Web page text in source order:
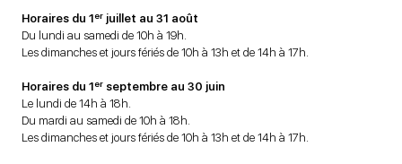
Horaires du 1er juillet au 31 août
Du lundi au samedi de 10h à 19h.
Les dimanches et jours fériés de 10h à 13h et de 14h à 17h.
Horaires du 1er septembre au 30 juin
Le lundi de 14h à 18h.
Du mardi au samedi de 10h à 18h.
Les dimanches et jours fériés de 10h à 13h et de 14h à 17h.